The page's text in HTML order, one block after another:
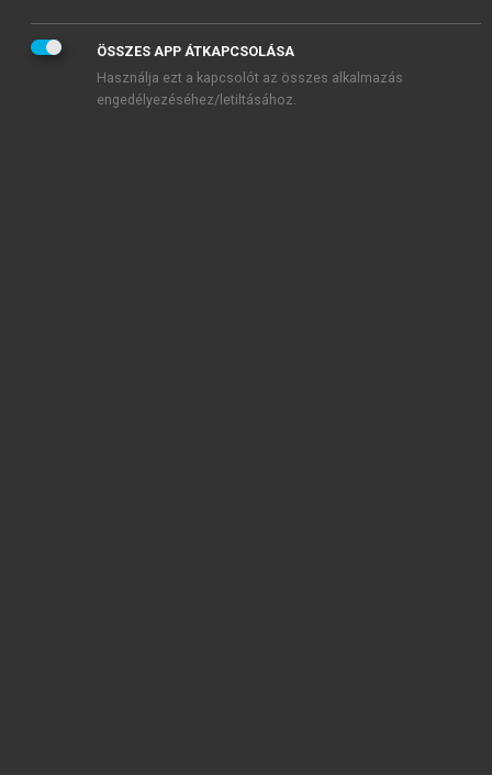
ÖSSZES APP ÁTKAPCSOLÁSA
Használja ezt a kapcsolót az összes alkalmazás
engedélyezéséhez/letiltásához.